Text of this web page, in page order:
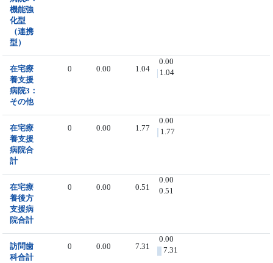
機能強
化型
（連携
型）
在宅療
養支援
病院3：
その他
0 0.00 1.04
0.00
1.04
在宅療
養支援
病院合
計
0 0.00 1.77
0.00
1.77
在宅療
養後方
支援病
院合計
0 0.00 0.51
0.00
0.51
訪問歯
科合計
0 0.00 7.31
0.00
7.31